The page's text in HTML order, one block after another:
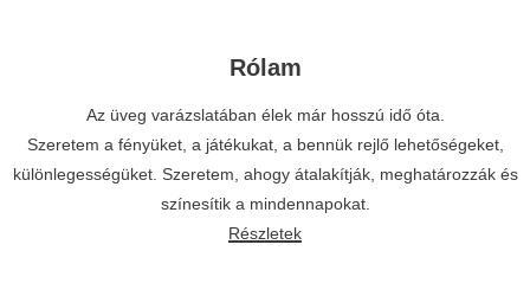
Rólam
Az üveg varázslatában élek már hosszú idő óta.
Szeretem a fényüket, a játékukat, a bennük rejlő lehetőségeket,
különlegességüket. Szeretem, ahogy átalakítják, meghatározzák és
színesítik a mindennapokat.
Részletek